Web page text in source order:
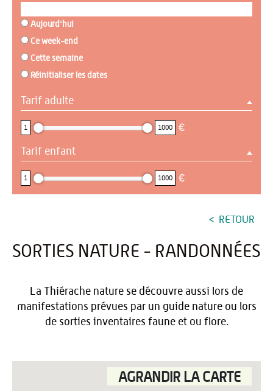
Aujourd'hui
Ce week-end
Cette semaine
Réinitialiser les dates
Tarif adulte
1 1000 €
Tarif enfant
1 1000 €
RETOUR
SORTIES NATURE - RANDONNÉES
La Thiérache nature se découvre aussi lors de
manifestations prévues par un guide nature ou lors
de sorties inventaires faune et ou flore.
AGRANDIR LA CARTE